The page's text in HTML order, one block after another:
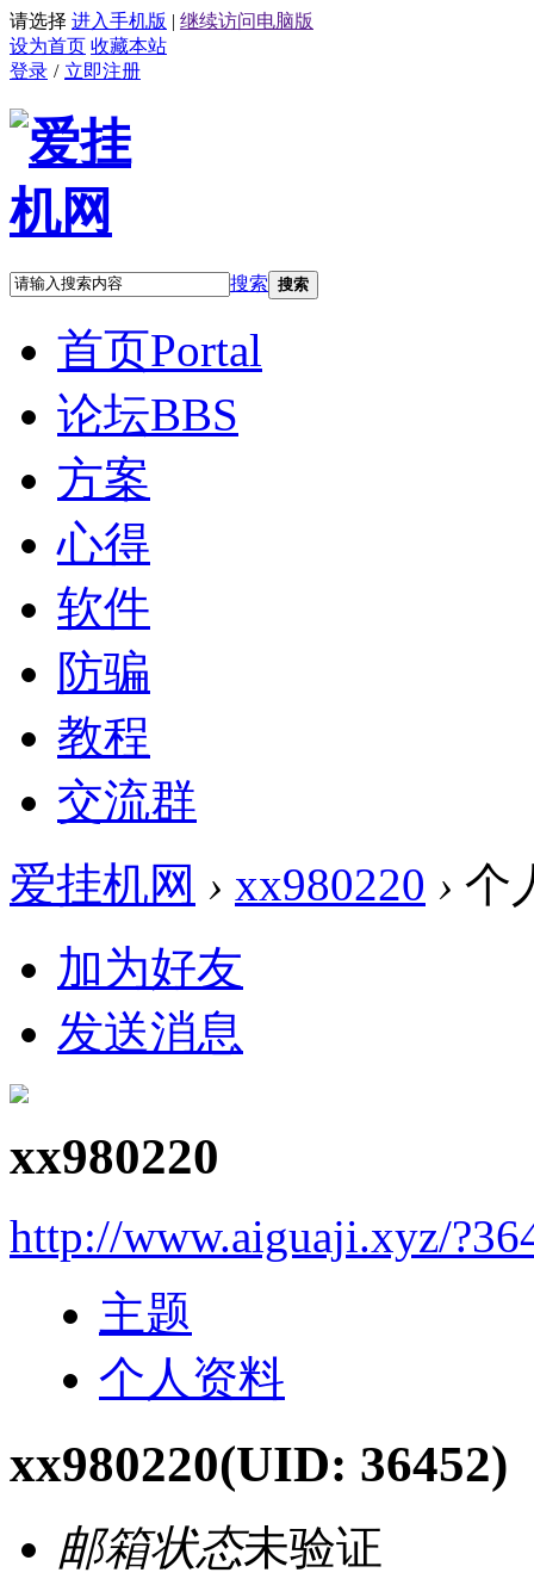
请选择 进入手机版 | 继续访问电脑版
设为首页 收藏本站
登录 / 立即注册
搜索 搜索
首页Portal
论坛BBS
方案
心得
软件
防骗
教程
交流群
爱挂机网 › xx980220 › 个
加为好友
发送消息
xx980220
http://www.aiguaji.xyz/
主题
个人资料
xx980220(UID: 36452)
邮箱状态未验证